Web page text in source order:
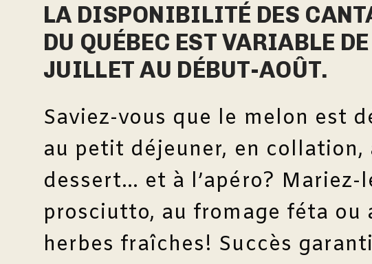
LA DISPONIBILITÉ DES
DU QUÉBEC EST VARIABLE
JUILLET AU DÉBUT-AOÛT.
Saviez-vous que le melon est
au petit déjeuner, en collation,
dessert… et à l’apéro? Mariez-
prosciutto, au fromage féta ou
herbes fraîches! Succès